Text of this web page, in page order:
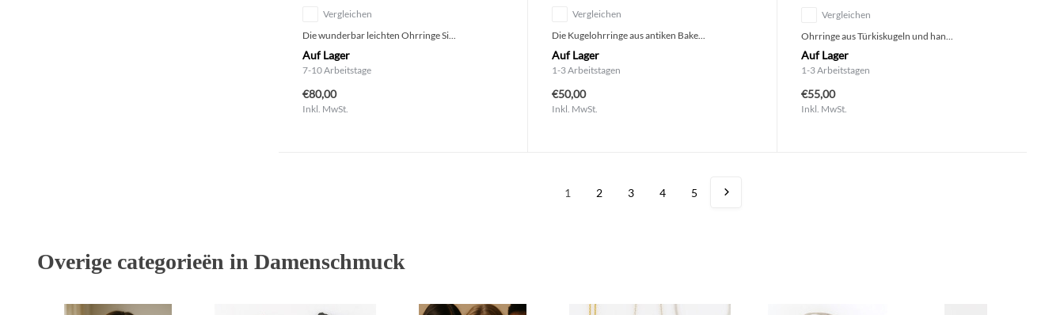
Vergleichen
Die wunderbar leichten Ohrringe Si...
Auf Lager
7-10 Arbeitstage
€80,00
Inkl. MwSt.
Vergleichen
Die Kugelohrringe aus antiken Bake...
Auf Lager
1-3 Arbeitstagen
€50,00
Inkl. MwSt.
Vergleichen
Ohrringe aus Türkiskugeln und han...
Auf Lager
1-3 Arbeitstagen
€55,00
Inkl. MwSt.
1 2 3 4 5
Overige categorieën in Damenschmuck